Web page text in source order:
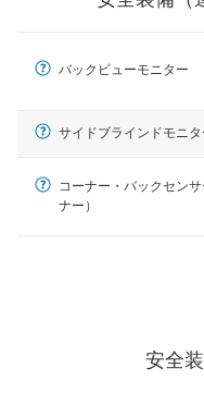
バックビューモニター
サイドブラインドモニタ
コーナー・バックセン
ナー）
安全